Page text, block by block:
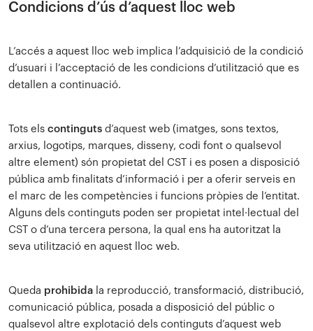
Condicions d’ús d’aquest lloc web
L’accés a aquest lloc web implica l’adquisició de la condició
d’usuari i l’acceptació de les condicions d’utilització que es
detallen a continuació.
Tots els continguts d’aquest web (imatges, sons textos,
arxius, logotips, marques, disseny, codi font o qualsevol
altre element) són propietat del CST i es posen a disposició
pública amb finalitats d’informació i per a oferir serveis en
el marc de les competències i funcions pròpies de l’entitat.
Alguns dels continguts poden ser propietat intel·lectual del
CST o d’una tercera persona, la qual ens ha autoritzat la
seva utilització en aquest lloc web.
Queda prohibida la reproducció, transformació, distribució,
comunicació pública, posada a disposició del públic o
qualsevol altre explotació dels continguts d’aquest web